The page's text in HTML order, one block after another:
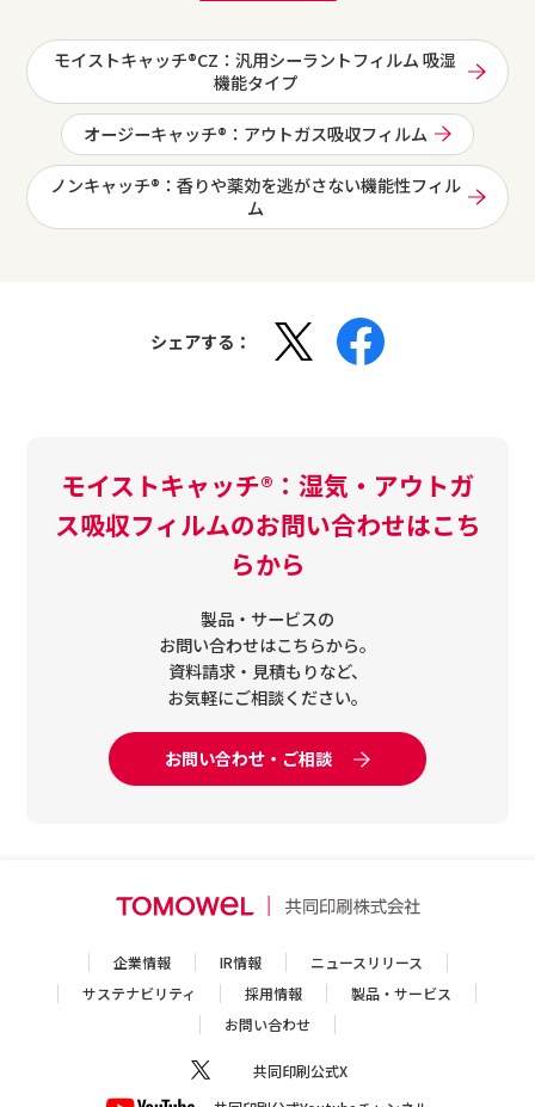
モイストキャッチ®CZ：汎用シーラントフィルム 吸湿
機能タイプ
オージーキャッチ®：アウトガス吸収フィルム
ノンキャッチ®：香りや薬効を逃がさない機能性フィル
ム
シェアする：
モイストキャッチ®：湿気・アウトガ
ス吸収フィルムのお問い合わせはこち
らから
製品・サービスの
お問い合わせはこちらから。
資料請求・見積もりなど、
お気軽にご相談ください。
お問い合わせ・ご相談
企業情報 IR情報
ニュースリリース
サステナビリティ
採用情報
製品・サービス
お問い合わせ
共同印刷公式X